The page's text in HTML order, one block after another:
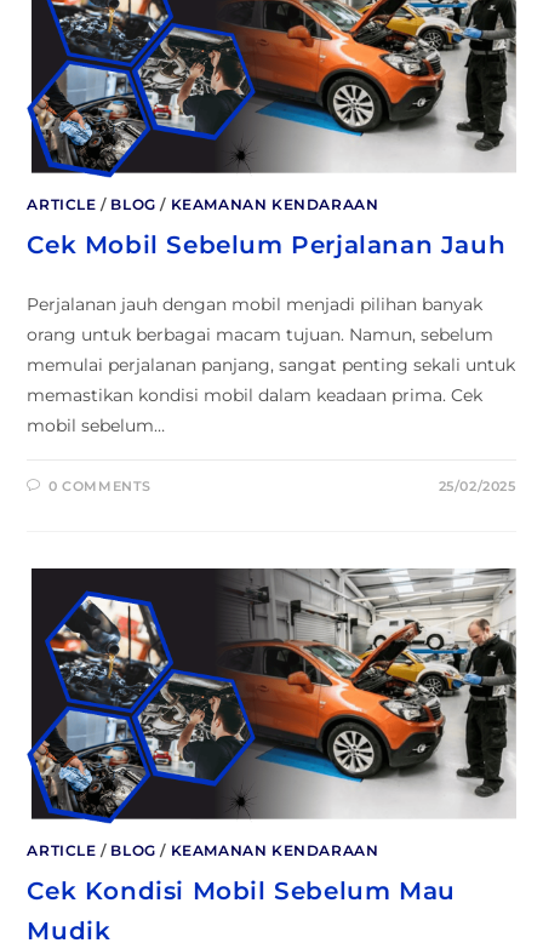
ARTICLE / BLOG / KEAMANAN KENDARAAN
Cek Mobil Sebelum Perjalanan Jauh
Perjalanan jauh dengan mobil menjadi pilihan banyak
orang untuk berbagai macam tujuan. Namun, sebelum
memulai perjalanan panjang, sangat penting sekali untuk
memastikan kondisi mobil dalam keadaan prima. Cek
mobil sebelum…
0 COMMENTS 25/02/2025
ARTICLE / BLOG / KEAMANAN KENDARAAN
Cek Kondisi Mobil Sebelum Mau
Mudik